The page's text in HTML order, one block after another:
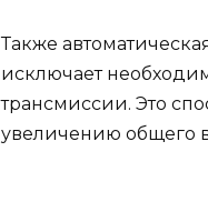
Также
исключает
трансмиссии. Это
увеличению общего